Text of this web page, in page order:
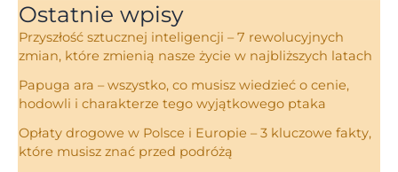
Ostatnie wpisy
Przyszłość sztucznej inteligencji – 7 rewolucyjnych
zmian, które zmienią nasze życie w najbliższych latach
Papuga ara – wszystko, co musisz wiedzieć o cenie,
hodowli i charakterze tego wyjątkowego ptaka
Opłaty drogowe w Polsce i Europie – 3 kluczowe fakty,
które musisz znać przed podróżą